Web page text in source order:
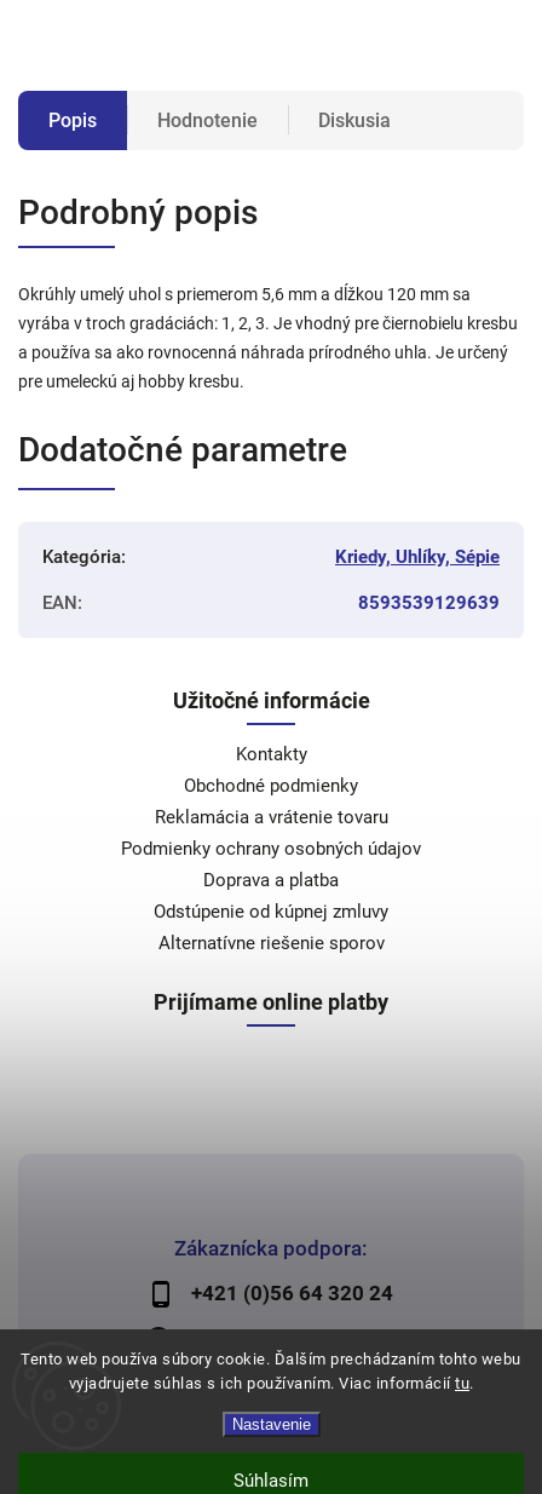
Tento web používa súbory cookie. Ďalším prechádzaním tohto webu
vyjadrujete súhlas s ich používaním. Viac informácií tu.
Nastavenie
Súhlasím
Popis Hodnotenie Diskusia
Podrobný popis
Okrúhly umelý uhol s priemerom 5,6 mm a dĺžkou 120 mm sa
vyrába v troch gradáciách: 1, 2, 3. Je vhodný pre čiernobielu kresbu
a používa sa ako rovnocenná náhrada prírodného uhla. Je určený
pre umeleckú aj hobby kresbu.
Dodatočné parametre
Kategória: Kriedy, Uhlíky, Sépie
EAN: 8593539129639
Zákaznícka podpora:
+421 (0)56 64 320 24
Užitočné informácie
Kontakty
Obchodné podmienky
Reklamácia a vrátenie tovaru
Podmienky ochrany osobných údajov
Doprava a platba
Odstúpenie od kúpnej zmluvy
Alternatívne riešenie sporov
Prijímame online platby
Copyright 2026Papier Lechman. Všetky práva vyhradené.
Shoptet | Design